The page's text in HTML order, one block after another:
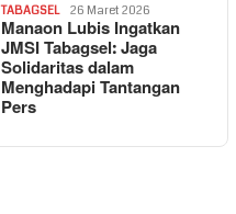
TABAGSEL 26 Maret 2026
Manaon Lubis Ingatkan
JMSI Tabagsel: Jaga
Solidaritas dalam
Menghadapi Tantangan
Pers